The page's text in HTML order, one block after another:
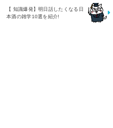
【 知識爆発】明日話したくなる日
本酒の雑学10選を紹介!